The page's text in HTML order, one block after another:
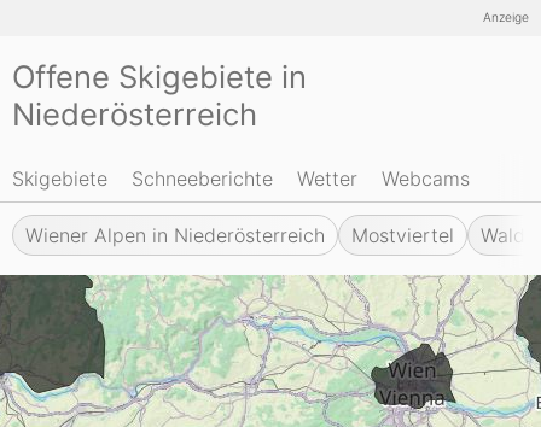
Offene Skigebiete in
Niederösterreich
Skigebiete Schneeberichte Wetter Webcams
Wiener Alpen in Niederösterreich Mostviertel
Anzeige